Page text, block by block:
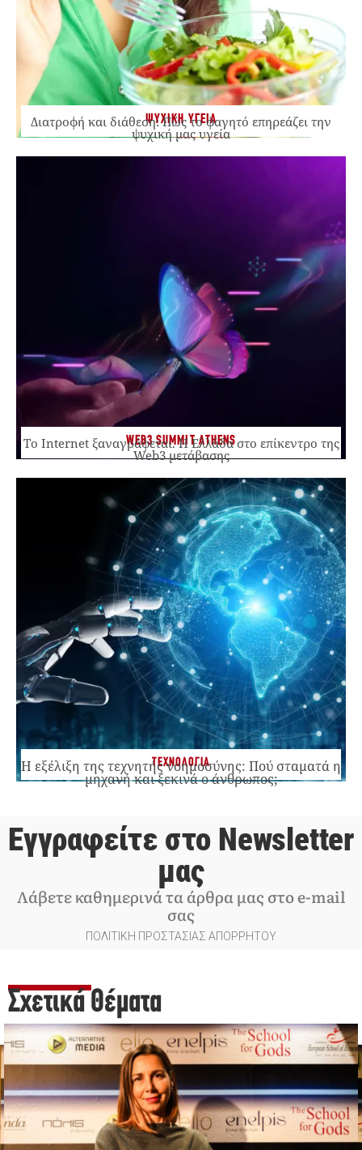
ΨΥΧΙΚΗ ΥΓΕΙΑ
Διατροφή και διάθεση: Πώς το φαγητό επηρεάζει την
ψυχική μας υγεία
WEB3 SUMMIT ATHENS
Το Internet ξαναγράφεται. Η Ελλάδα στο επίκεντρο της
Web3 μετάβασης
ΤΕΧΝΟΛΟΓΙΑ
Η εξέλιξη της τεχνητής νοημοσύνης: Πού σταματά η
μηχανή και ξεκινά ο άνθρωπος;
Εγγραφείτε στο Newsletter
μας
Λάβετε καθημερινά τα άρθρα μας στο e-mail
σας
ΠΟΛΙΤΙΚΗ ΠΡΟΣΤΑΣΙΑΣ ΑΠΟΡΡΗΤΟΥ
Σχετικά Θέματα